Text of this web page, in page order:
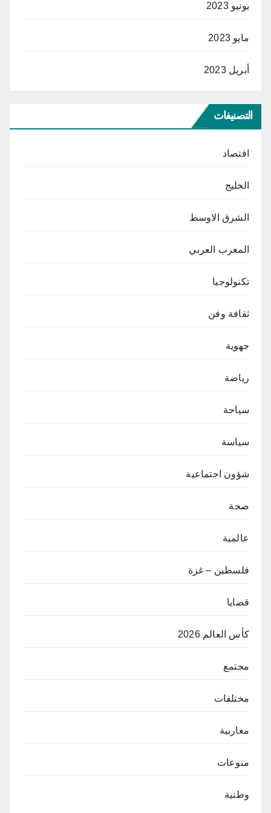
يونيو 2023
مايو 2023
أبريل 2023
التصنيفات
اقتصاد
الخليج
الشرق الاوسط
المغرب العربي
تكنولوجيا
ثقافة وفن
جهوية
رياضة
سياحة
سياسة
شؤون اجتماعية
صحة
عالمية
فلسطين – غزة
قضايا
كأس العالم 2026
مجتمع
مختلفات
مغاربية
منوعات
وطنية